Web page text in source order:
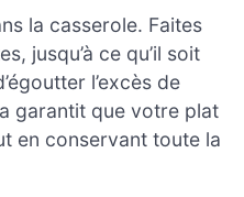
la casserole. Faites
jusqu’à ce qu’il soit
l’excès de
garantit que votre plat
en conservant toute la